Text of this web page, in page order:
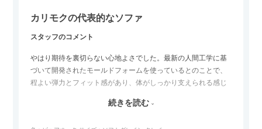
カリモクの代表的なソファ
スタッフのコメント
やはり期待を裏切らない心地よさでした。最新の人間工学に基
づいて開発されたモールドフォームを使っているとのことで、
程よい弾力とフィット感があり、体がしっかり支えられる感じ
リラックスタイムによさそうでした。回転タイプなので、個人
続きを読む